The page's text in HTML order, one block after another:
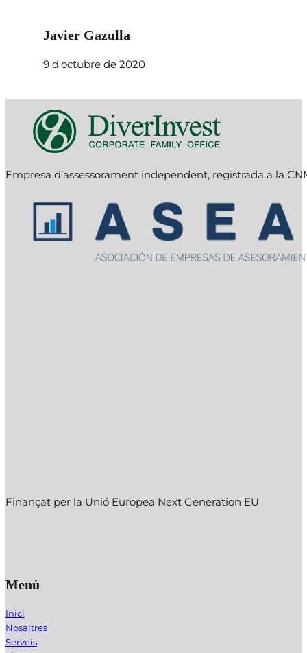
Javier Gazulla
9 d'octubre de 2020
Empresa d’assessorament independent, registrada a la
Finançat per la Unió Europea Next Generation EU
Menú
Inici
Nosaltres
Serveis